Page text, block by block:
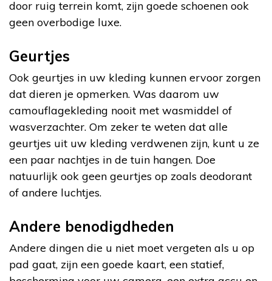
door ruig terrein komt, zijn goede schoenen ook
geen overbodige luxe.
Geurtjes
Ook geurtjes in uw kleding kunnen ervoor zorgen
dat dieren je opmerken. Was daarom uw
camouflagekleding nooit met wasmiddel of
wasverzachter. Om zeker te weten dat alle
geurtjes uit uw kleding verdwenen zijn, kunt u ze
een paar nachtjes in de tuin hangen. Doe
natuurlijk ook geen geurtjes op zoals deodorant
of andere luchtjes.
Andere benodigdheden
Andere dingen die u niet moet vergeten als u op
pad gaat, zijn een goede kaart, een statief,